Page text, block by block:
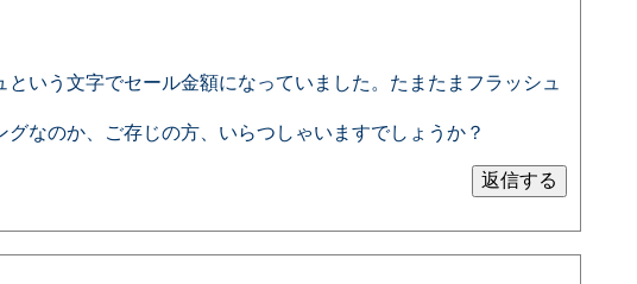
いう文字でセール金額になっていました。たまたまフラッシュ
なのか、ご存じの方、いらつしゃいますでしょうか？